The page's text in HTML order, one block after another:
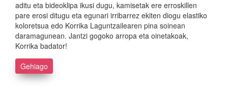
aditu eta bideoklipa ikusi dugu, kamisetak ere erroskillen
pare erosi ditugu eta egunari irribarrez ekiten diogu elastiko
koloretsua edo Korrika Laguntzailearen pina soinean
daramagunean. Jantzi gogoko arropa eta oinetakoak,
Korrika badator!
Gehiago